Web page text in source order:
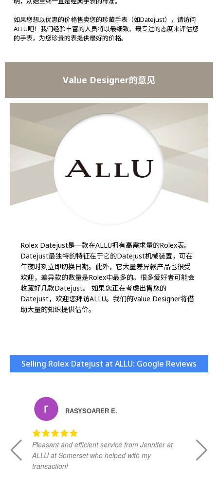
如果您想以优惠的价格售卖您的珍藏手表（如Datejust），请访问
ALLU吧！我们经验丰富的人员将以最细致、最专注的态度来评估您
的手表，为您珍贵的表提供最好的价格。
Value Designer的意见
Rolex Datejust是一款在ALLU拥有高需求量的Rolex表。
Datejust最独特的特征在于它的Datejust机械装置，可在
午夜时刻立即切换日期。此外，它大量差异款产品也很受
欢迎，差异款的数量是Rolex中最多的。很多爱好者可能会
收藏好几款Datejust。 如果您正在考虑出售您的
Datejust，欢迎您拜访ALLU。我们的Value Designer将借
助大量的知识提供估价。
Selling Rolex Datejust at ALLU: Google Reviews
Pleasant and efficient service from Jennifer at
ALLU at Somerset who helped with my
transaction!
RASYSOARER E.